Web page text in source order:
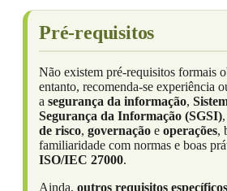
Pré-requisitos
Não existem pré-requisitos formais
entanto, recomenda-se experiência
a segurança da informação,
Segurança da Informação (SGSI),
de risco, governação e operações,
familiaridade com normas e boas
ISO/IEC 27000.
Ainda, outros requisitos específicos